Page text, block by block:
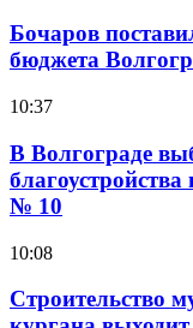
Бочаров
бюджета
10:37
В Волгограде
№ 10
10:08
Строительство